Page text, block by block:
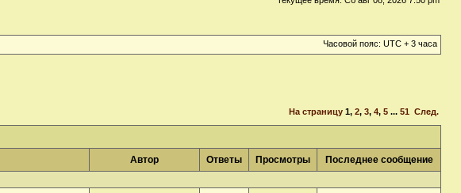
Часовой пояс: UTC + 3 часа
На страницу 1, 2, 3, 4, 5 ... 51 След.
Автор Ответы Просмотры Последнее сообщение